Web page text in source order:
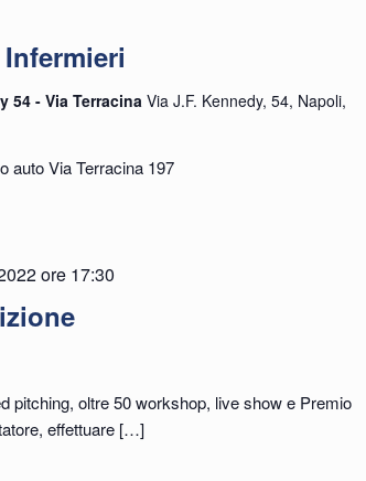
54 - Via Terracina Via J.F. Kennedy, 54, Napoli,
auto Via Terracina 197
ore 17:30
pitching, oltre 50 workshop, live show e Premio
effettuare[…]